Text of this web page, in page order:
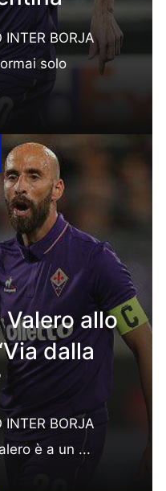
INTER BORJA
solo
Valero allo
dalla
INTER BORJA
è a un ...